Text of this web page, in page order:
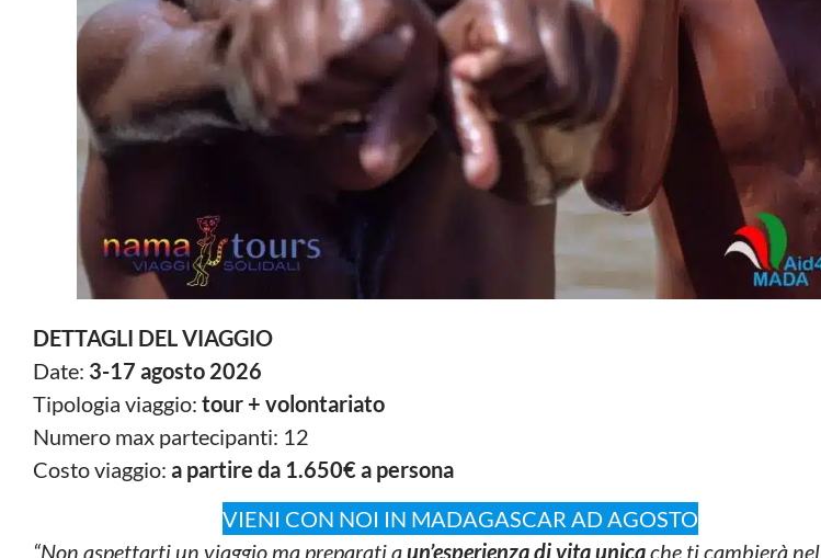
DETTAGLI DEL VIAGGIO
Date: 3-17 agosto 2026
Tipologia viaggio: tour + volontariato
Numero max partecipanti: 12
Costo viaggio: a partire da 1.650€ a persona
VIENI CON NOI IN MADAGASCAR AD AGOSTO
“Non aspettarti un viaggio ma preparati aun’esperienza di vita unicache ti cambierà nel